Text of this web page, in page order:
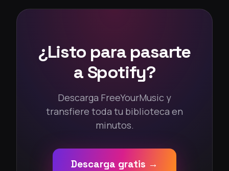
¿Listo para pasarte
a Spotify?
Descarga FreeYourMusic y
transfiere toda tu biblioteca en
minutos.
Descarga gratis →